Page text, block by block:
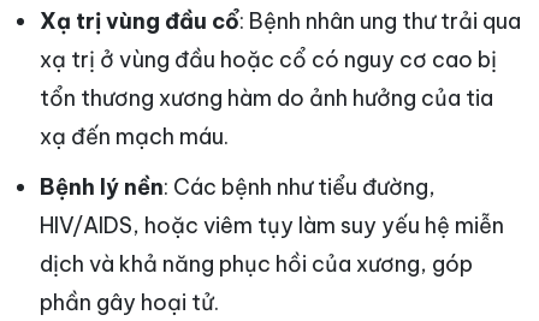
Xạ trị vùng đầu cổ: Bệnh nhân ung thư trải qua
xạ trị ở vùng đầu hoặc cổ có nguy cơ cao bị
tổn thương xương hàm do ảnh hưởng của tia
xạ đến mạch máu.
Bệnh lý nền: Các bệnh như tiểu đường,
HIV/AIDS, hoặc viêm tụy làm suy yếu hệ miễn
dịch và khả năng phục hồi của xương, góp
phần gây hoại tử.